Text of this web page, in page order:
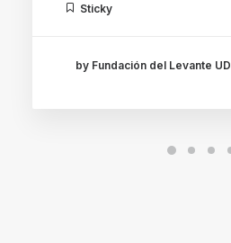
Sticky
by Fundación del Levante UD